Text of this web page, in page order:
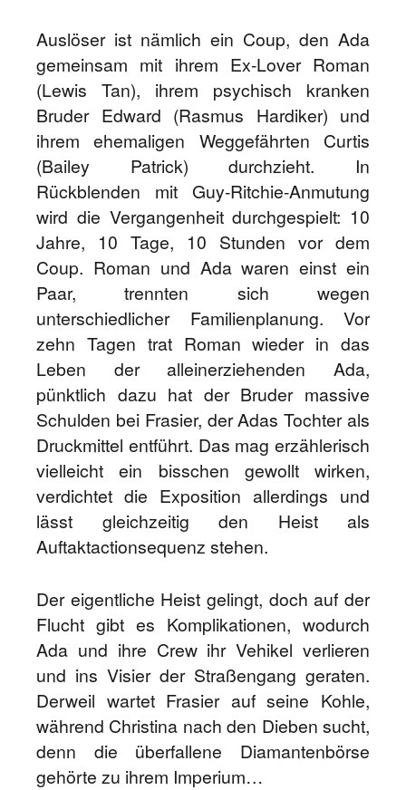
Auslöser ist nämlich ein Coup, den Ada
gemeinsam mit ihrem Ex-Lover Roman
(Lewis Tan), ihrem psychisch kranken
Bruder Edward (Rasmus Hardiker) und
ihrem ehemaligen Weggefährten Curtis
(Bailey Patrick) durchzieht. In
Rückblenden mit Guy-Ritchie-Anmutung
wird die Vergangenheit durchgespielt: 10
Jahre, 10 Tage, 10 Stunden vor dem
Coup. Roman und Ada waren einst ein
Paar, trennten sich wegen
unterschiedlicher Familienplanung. Vor
zehn Tagen trat Roman wieder in das
Leben der alleinerziehenden Ada,
pünktlich dazu hat der Bruder massive
Schulden bei Frasier, der Adas Tochter als
Druckmittel entführt. Das mag erzählerisch
vielleicht ein bisschen gewollt wirken,
verdichtet die Exposition allerdings und
lässt gleichzeitig den Heist als
Auftaktactionsequenz stehen.
Der eigentliche Heist gelingt, doch auf der
Flucht gibt es Komplikationen, wodurch
Ada und ihre Crew ihr Vehikel verlieren
und ins Visier der Straßengang geraten.
Derweil wartet Frasier auf seine Kohle,
während Christina nach den Dieben sucht,
denn die überfallene Diamantenbörse
gehörte zu ihrem Imperium…